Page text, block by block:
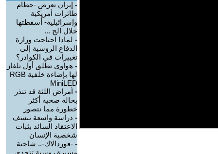
- إيران تعرض -حطام
طائرات أمريكية
وإسرائيلية- أسقطتها
خلال الح ...
- لماذا احتاجت وزارة
الدفاع الروسية إلى
تغييرات في الكوادر؟
- هواوي تطلق أول تلفاز
لها بإضاءة خلفية RGB
MiniLED
- أمراض اللثة قد تنذر
بحالة صحية أكثر
خطورة مما نتصور
- دراسة واسعة تنسف
الاعتقاد السائد بثبات
شخصية الإنسان
- -فوردالاك-.. شاحنة
مسيرة روسية تتحدى